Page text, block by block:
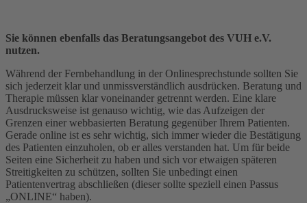
Sie können ebenfalls das Beratungsangebot des VUH e.V.
nutzen.
Während der Fernbehandlung in der Onlinesprechstunde sollten Sie
sich jederzeit klar und unmissverständlich ausdrücken. Beratung und
Therapie müssen klar voneinander getrennt werden. Eine klare
Ausdrucksweise ist genauso wichtig, wie das Aufzeigen der
Grenzen einer webbasierten Beratung gegenüber Ihrem Patienten.
Gerade online ist es sehr wichtig, sich immer wieder die Bestätigung
des Patienten einzuholen, ob er alles verstanden hat. Um für beide
Seiten eine Sicherheit zu haben und sich vor etwaigen späteren
Streitigkeiten zu schützen, sollten Sie unbedingt einen
Patientenvertrag abschließen (dieser sollte speziell einen Passus
„ONLINE“ haben).